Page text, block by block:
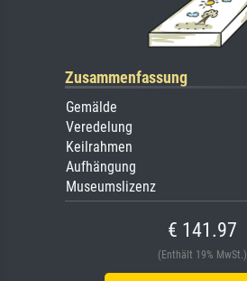
Zusammenfassung
Gemälde
Veredelung
Keilrahmen
Aufhängung
Museumslizenz
€ 141.97
(Enthält 19% MwSt.)